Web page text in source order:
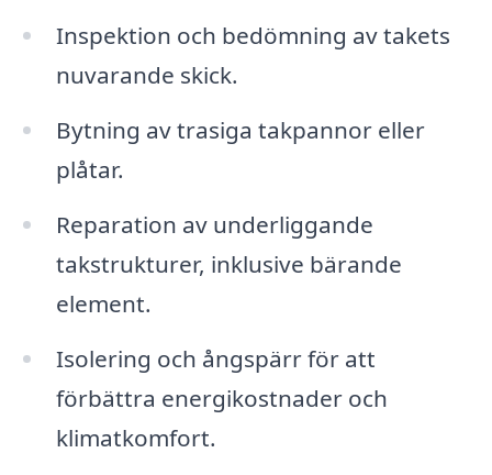
Inspektion och bedömning av takets
nuvarande skick.
Bytning av trasiga takpannor eller
plåtar.
Reparation av underliggande
takstrukturer, inklusive bärande
element.
Isolering och ångspärr för att
förbättra energikostnader och
klimatkomfort.